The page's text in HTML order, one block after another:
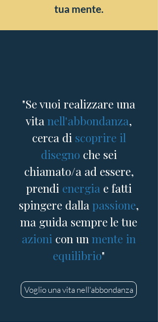
tua mente.
"Se vuoi realizzare una
vita nell'abbondanza,
cerca di scoprire il
disegno che sei
chiamato/a ad essere,
prendi energia e fatti
spingere dalla passione,
ma guida sempre le tue
azioni con un mente in
equilibrio"
Voglio una vita nell'abbondanza